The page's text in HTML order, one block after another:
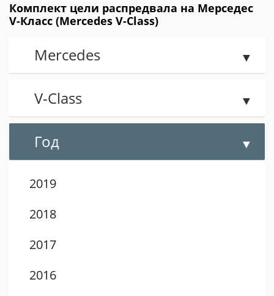
Комплект цели распредвала на Мерседес
V-Класс (Mercedes V-Class)
Mercedes
V-Class
Год
2019
2018
2017
2016